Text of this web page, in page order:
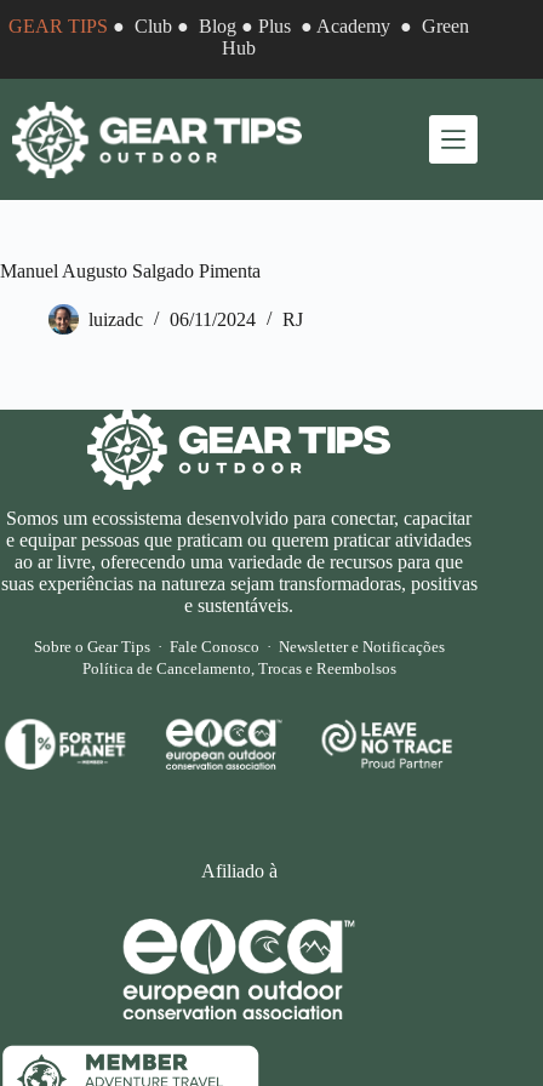
para
conteúdo
GEAR TIPS ●Club ●Blog ●Plus ● Academy ●Green
Hub
Manuel Augusto Salgado Pimenta
luizadc 06/11/2024 RJ
Somos um ecossistema desenvolvido para conectar, capacitar
e equipar pessoas que praticam ou querem praticar atividades
ao ar livre, oferecendo uma variedade de recursos para que
suas experiências na natureza sejam transformadoras, positivas
e sustentáveis.
Sobre o Gear Tips· Fale Conosco · Newsletter e Notificações
Política de Cancelamento, Trocas e Reembolsos
Afiliado à